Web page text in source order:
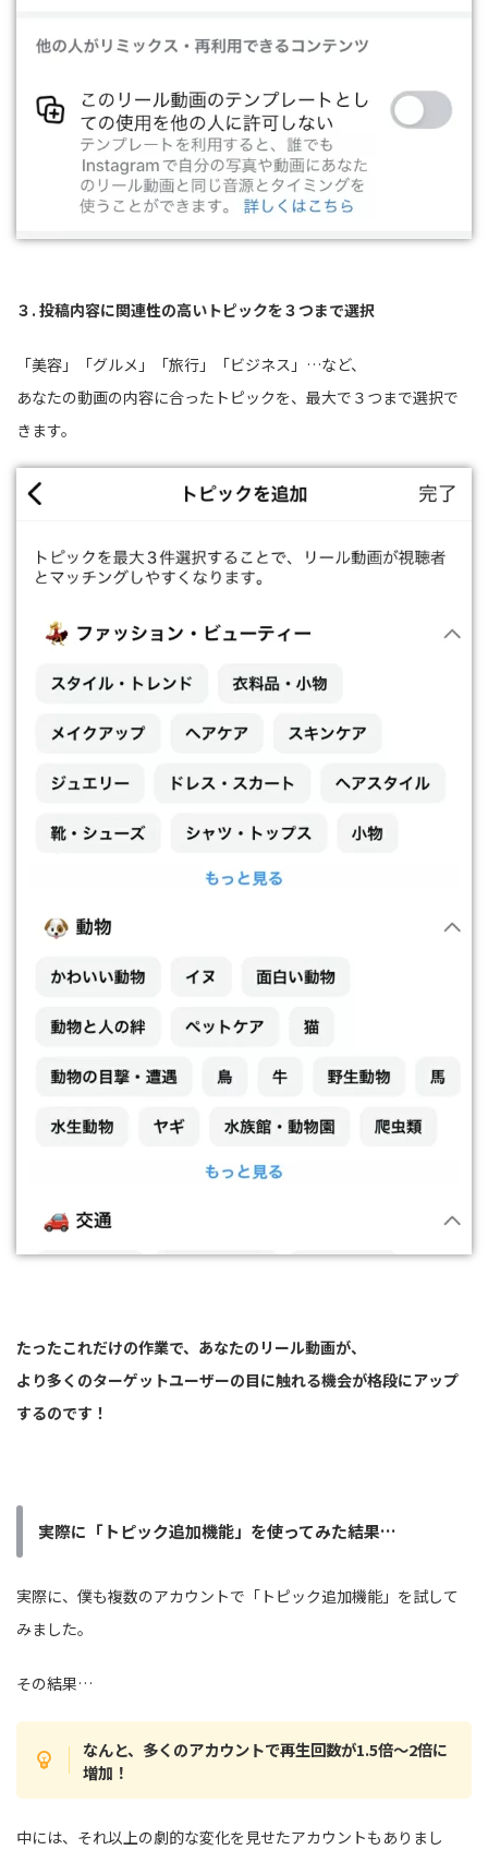
３. 投稿内容に関連性の高いトピックを３つまで選択
「美容」「グルメ」「旅行」「ビジネス」…など、
あなたの動画の内容に合ったトピックを、最大で３つまで選択で
きます。
たったこれだけの作業で、 あなたのリール動画が、
より多くのターゲットユーザーの目に触れる機会が格段にアップ
するのです！
実際に「トピック追加機能」を使ってみた結果…
実際に、僕も複数のアカウントで「トピック追加機能」を試して
みました。
その結果…
なんと、多くのアカウントで再生回数が1.5倍〜2倍に
増加！
中には、それ以上の劇的な変化を見せたアカウントもありまし